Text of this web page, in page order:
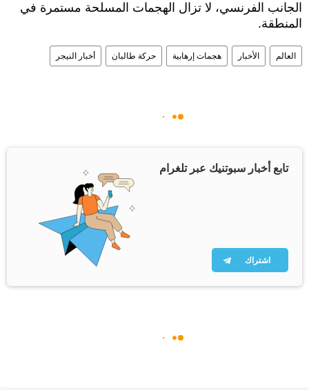
الجانب الفرنسي، لا تزال الهجمات المسلحة مستمرة في
المنطقة.
العالم الأخبار هجمات إرهابية حركة طالبان أخبار النيجر
تابع أخبار سبوتنيك عبر تلغرام
اشتراك